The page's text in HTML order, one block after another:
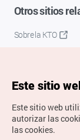
Otros sitios
Sobre la KTO
Este sitio
Este sitio web
autorizar las
las cookies.